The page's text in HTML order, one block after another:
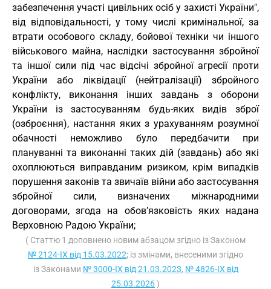
забезпечення участі цивільних осіб у захисті України",
від відповідальності, у тому числі кримінальної, за
втрати особового складу, бойової техніки чи іншого
військового майна, наслідки застосування збройної
та іншої сили під час відсічі збройної агресії проти
України або ліквідації (нейтралізації) збройного
конфлікту, виконання інших завдань з оборони
України із застосуванням будь-яких видів зброї
(озброєння), настання яких з урахуванням розумної
обачності неможливо було передбачити при
плануванні та виконанні таких дій (завдань) або які
охоплюються виправданим ризиком, крім випадків
порушення законів та звичаїв війни або застосування
збройної сили, визначених міжнародними
договорами, згода на обов’язковість яких надана
Верховною Радою України;
( Статтю 1 доповнено новим абзацом згідно із Законом
№ 2124-IX від 15.03.2022; із змінами, внесеними згідно
із Законами № 3000-IX від 21.03.2023, № 4826-IX від
25.03.2026)